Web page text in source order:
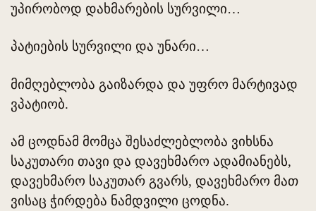
უპირობოდ დახმარების სურვილი…
პატიების სურვილი და უნარი…
მიმღებლობა გაიზარდა და უფრო მარტივად
ვპატიობ.
ამ ცოდნამ მომცა შესაძლებლობა ვიხსნა
საკუთარი თავი და დავეხმარო ადამიანებს,
დავეხმარო საკუთარ გვარს, დავეხმარო მათ
ვისაც ჭირდება ნამდვილი ცოდნა.